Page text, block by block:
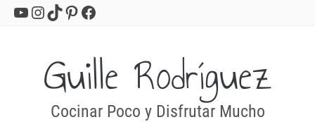
YouTube
Instagram
TikTok
Pinterest
Facebook
Guille Rodríguez
Cocinar Poco y Disfrutar Mucho